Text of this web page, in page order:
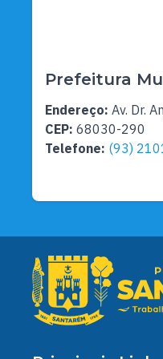
Prefeitura
Endereço: Av. Dr.
CEP: 68030-290
Telefone: (93)